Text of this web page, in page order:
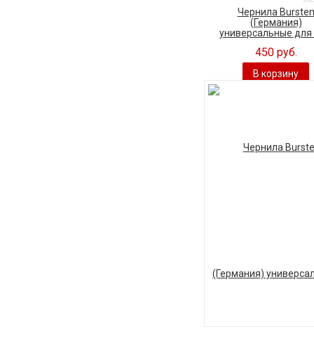
Чернила Bursten
(Германия)
универсальные для
450 руб.
В корзину